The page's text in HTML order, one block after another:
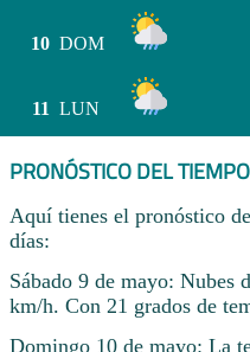
10 DOM
11 LUN
PRONÓSTICO DEL
Aquí tienes el pronóstico
días:
Sábado 9 de mayo: Nubes
km/h. Con 21 grados de
Domingo 10 de mayo: La